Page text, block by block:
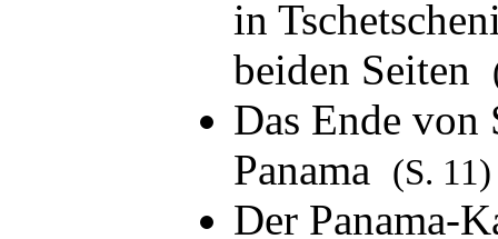
in
beiden Seiten
Das Ende von
Panama
(S. 11)
Der Panama-